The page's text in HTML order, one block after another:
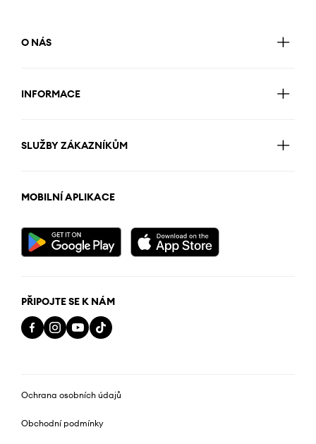
O NÁS
INFORMACE
SLUŽBY ZÁKAZNÍKŮM
MOBILNÍ APLIKACE
PŘIPOJTE SE K NÁM
Ochrana osobních údajů
Obchodní podmínky